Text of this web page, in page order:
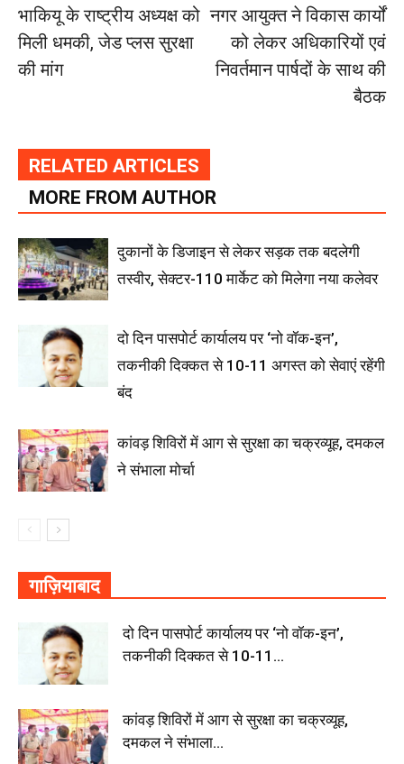
भाकियू के राष्ट्रीय अध्यक्ष को
मिली धमकी, जेड प्लस सुरक्षा
की मांग
नगर आयुक्त ने विकास कार्यों
को लेकर अधिकारियों एवं
निवर्तमान पार्षदों के साथ की
बैठक
RELATED ARTICLES
MORE FROM AUTHOR
दुकानों के डिजाइन से लेकर सड़क तक बदलेगी
तस्वीर, सेक्टर-110 मार्केट को मिलेगा नया कलेवर
दो दिन पासपोर्ट कार्यालय पर ‘नो वॉक-इन’,
तकनीकी दिक्कत से 10-11 अगस्त को सेवाएं रहेंगी
बंद
कांवड़ शिविरों में आग से सुरक्षा का चक्रव्यूह, दमकल
ने संभाला मोर्चा
गाज़ियाबाद
दो दिन पासपोर्ट कार्यालय पर ‘नो वॉक-इन’,
तकनीकी दिक्कत से 10-11...
कांवड़ शिविरों में आग से सुरक्षा का चक्रव्यूह,
दमकल ने संभाला...